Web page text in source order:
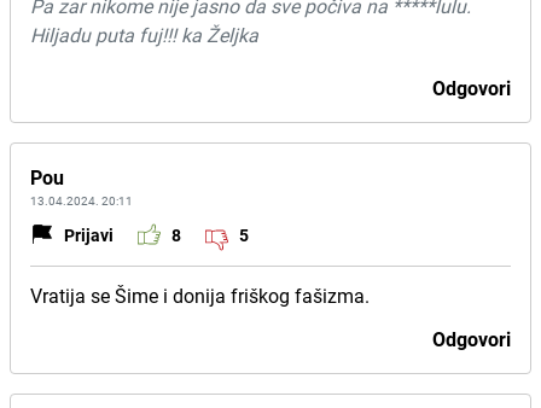
Pa zar nikome nije jasno da sve počiva na *****lulu.
Hiljadu puta fuj!!! ka Željka
Odgovori
Pou
13.04.2024. 20:11
Prijavi 8 5
Vratija se Šime i donija friškog fašizma.
Odgovori